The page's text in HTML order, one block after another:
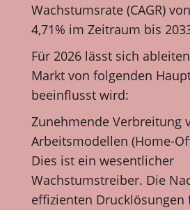
Wachstumsrate (CAGR)
4,71% im Zeitraum bis
Für 2026 lässt sich
Markt von folgenden
beeinflusst wird:
Zunehmende Verbreitung
Arbeitsmodellen (Home-
Dies ist ein wesentlicher
Wachstumstreiber. Die
effizienten Drucklösungen